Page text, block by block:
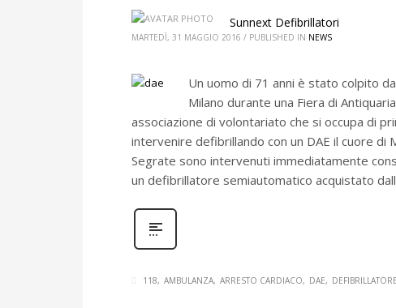
Sunnext Defibrillatori
MARTEDÌ, 31 MAGGIO 2016 / PUBLISHED IN NEWS
Un uomo di 71 anni è stato colpito
Milano durante una Fiera di
associazione di volontariato che si occupa di
intervenire defibrillando con un DAE il cuore di
Segrate sono intervenuti immediatamente
un defibrillatore semiautomatico acquistato
118 AMBULANZA ARRESTO CARDIACO DAE